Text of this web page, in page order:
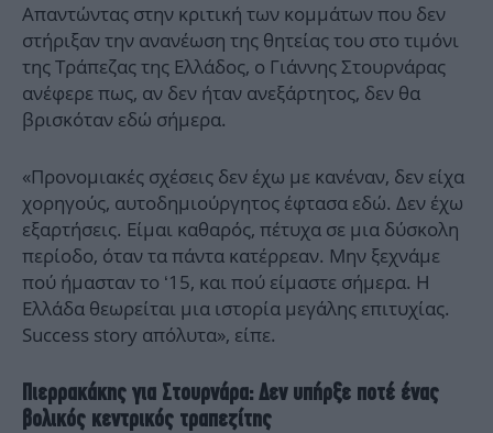
Απαντώντας στην κριτική των κομμάτων που δεν
στήριξαν την ανανέωση της θητείας του στο τιμόνι
της Τράπεζας της Ελλάδος, ο Γιάννης Στουρνάρας
ανέφερε πως, αν δεν ήταν ανεξάρτητος, δεν θα
βρισκόταν εδώ σήμερα.
«Προνομιακές σχέσεις δεν έχω με κανέναν, δεν είχα
χορηγούς, αυτοδημιούργητος έφτασα εδώ. Δεν έχω
εξαρτήσεις. Είμαι καθαρός, πέτυχα σε μια δύσκολη
περίοδο, όταν τα πάντα κατέρρεαν. Μην ξεχνάμε
πού ήμασταν το ‘15, και πού είμαστε σήμερα. Η
Ελλάδα θεωρείται μια ιστορία μεγάλης επιτυχίας.
Success story απόλυτα», είπε.
Πιερρακάκης για Στουρνάρα: Δεν υπήρξε ποτέ ένας
βολικός κεντρικός τραπεζίτης